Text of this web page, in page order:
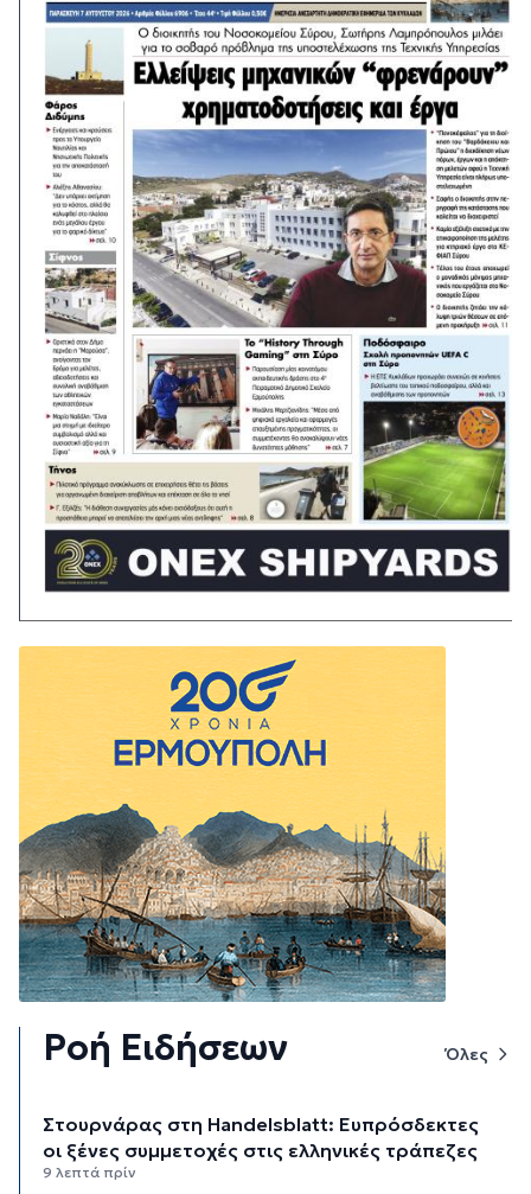
Ροή Ειδήσεων Όλες
Στουρνάρας στη Handelsblatt: Ευπρόσδεκτες
οι ξένες συμμετοχές στις ελληνικές τράπεζες
9 λεπτά πρίν